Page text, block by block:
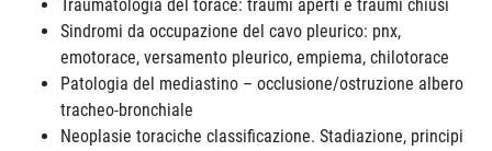
Traumatologia del torace: traumi aperti e traumi chiusi
Sindromi da occupazione del cavo pleurico: pnx,
emotorace, versamento pleurico, empiema, chilotorace
Patologia del mediastino – occlusione/ostruzione albero
tracheo-bronchiale
Neoplasie toraciche classificazione. Stadiazione, principi